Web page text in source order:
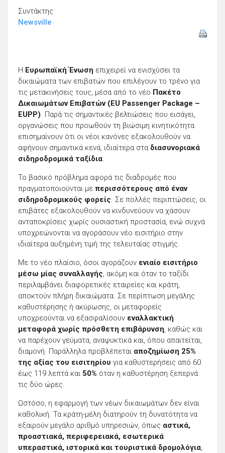
Συντάκτης:
Newsville
Η Ευρωπαϊκή Ένωση επιχειρεί να ενισχύσει τα
δικαιώματα των επιβατών που επιλέγουν το τρένο για
τις μετακινήσεις τους, μέσα από το νέο Πακέτο
Δικαιωμάτων Επιβατών (EU Passenger Package –
EUPP). Παρά τις σημαντικές βελτιώσεις που εισάγει,
οργανώσεις που προωθούν τη βιώσιμη κινητικότητα
επισημαίνουν ότι οι νέοι κανόνες εξακολουθούν να
αφήνουν σημαντικά κενά, ιδιαίτερα στα διασυνοριακά
σιδηροδρομικά ταξίδια.
Το βασικό πρόβλημα αφορά τις διαδρομές που
πραγματοποιούνται με περισσότερους από έναν
σιδηροδρομικούς φορείς. Σε πολλές περιπτώσεις, οι
επιβάτες εξακολουθούν να κινδυνεύουν να χάσουν
ανταποκρίσεις χωρίς ουσιαστική προστασία, ενώ συχνά
υποχρεώνονται να αγοράσουν νέο εισιτήριο στην
ιδιαίτερα αυξημένη τιμή της τελευταίας στιγμής.
Με το νέο πλαίσιο, όσοι αγοράζουν ενιαίο εισιτήριο
μέσω μίας συναλλαγής, ακόμη και όταν το ταξίδι
περιλαμβάνει διαφορετικές εταιρείες και κράτη,
αποκτούν πλήρη δικαιώματα. Σε περίπτωση μεγάλης
καθυστέρησης ή ακύρωσης, οι μεταφορείς
υποχρεούνται να εξασφαλίσουν εναλλακτική
μεταφορά χωρίς πρόσθετη επιβάρυνση, καθώς και
να παρέχουν γεύματα, αναψυκτικά και, όπου απαιτείται,
διαμονή. Παράλληλα προβλέπεται αποζημίωση 25%
της αξίας του εισιτηρίου για καθυστερήσεις από 60
έως 119 λεπτά και 50% όταν η καθυστέρηση ξεπερνά
τις δύο ώρες.
Ωστόσο, η εφαρμογή των νέων δικαιωμάτων δεν είναι
καθολική. Τα κράτη-μέλη διατηρούν τη δυνατότητα να
εξαιρούν μεγάλο αριθμό υπηρεσιών, όπως αστικά,
προαστιακά, περιφερειακά, εσωτερικά
υπεραστικά, ιστορικά και τουριστικά δρομολόγια,